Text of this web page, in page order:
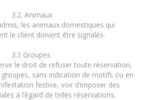
3.2. Animaux
les animaux domestiques qui
le client doivent être signalés.
3.3 Groupes
le droit de refuser toute réservation,
sans indication de motifs ou en
festive, voir d’imposer des
à l’égard de telles réservations.